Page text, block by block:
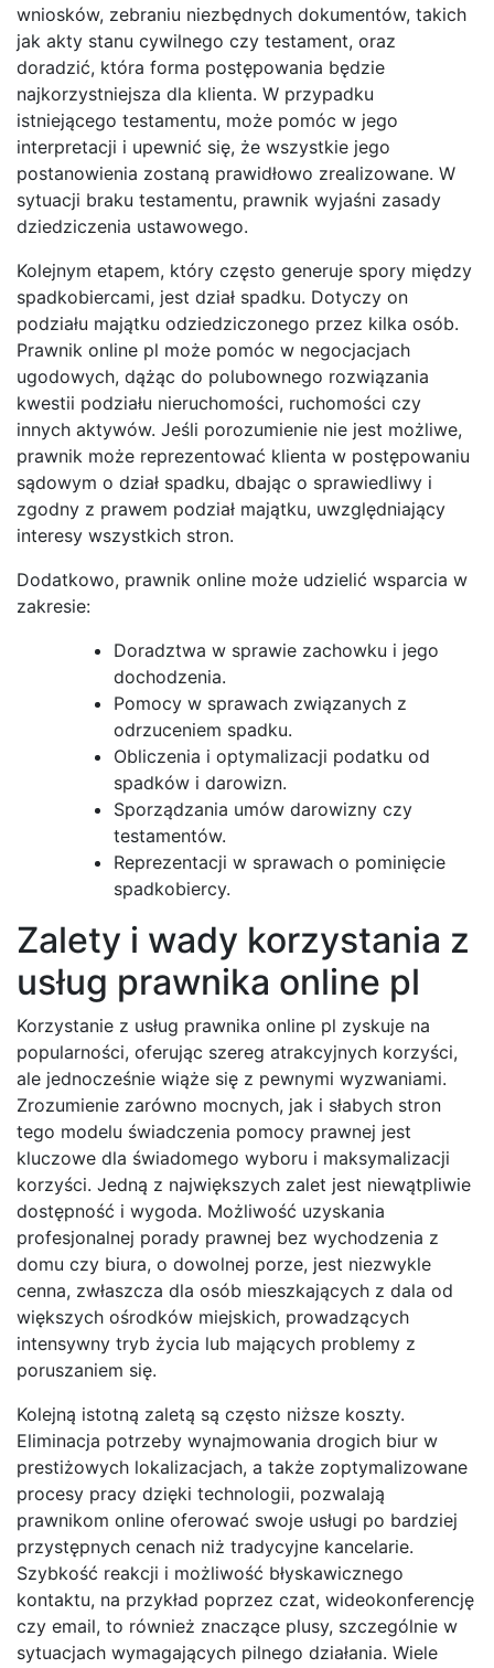
wniosków, zebraniu niezbędnych dokumentów, takich
jak akty stanu cywilnego czy testament, oraz
doradzić, która forma postępowania będzie
najkorzystniejsza dla klienta. W przypadku
istniejącego testamentu, może pomóc w jego
interpretacji i upewnić się, że wszystkie jego
postanowienia zostaną prawidłowo zrealizowane. W
sytuacji braku testamentu, prawnik wyjaśni zasady
dziedziczenia ustawowego.
Kolejnym etapem, który często generuje spory między
spadkobiercami, jest dział spadku. Dotyczy on
podziału majątku odziedziczonego przez kilka osób.
Prawnik online pl może pomóc w negocjacjach
ugodowych, dążąc do polubownego rozwiązania
kwestii podziału nieruchomości, ruchomości czy
innych aktywów. Jeśli porozumienie nie jest możliwe,
prawnik może reprezentować klienta w postępowaniu
sądowym o dział spadku, dbając o sprawiedliwy i
zgodny z prawem podział majątku, uwzględniający
interesy wszystkich stron.
Dodatkowo, prawnik online może udzielić wsparcia w
zakresie:
Doradztwa w sprawie zachowku i jego
dochodzenia.
Pomocy w sprawach związanych z
odrzuceniem spadku.
Obliczenia i optymalizacji podatku od
spadków i darowizn.
Sporządzania umów darowizny czy
testamentów.
Reprezentacji w sprawach o pominięcie
spadkobiercy.
Zalety i wady korzystania z
usług prawnika online pl
Korzystanie z usług prawnika online pl zyskuje na
popularności, oferując szereg atrakcyjnych korzyści,
ale jednocześnie wiąże się z pewnymi wyzwaniami.
Zrozumienie zarówno mocnych, jak i słabych stron
tego modelu świadczenia pomocy prawnej jest
kluczowe dla świadomego wyboru i maksymalizacji
korzyści. Jedną z największych zalet jest niewątpliwie
dostępność i wygoda. Możliwość uzyskania
profesjonalnej porady prawnej bez wychodzenia z
domu czy biura, o dowolnej porze, jest niezwykle
cenna, zwłaszcza dla osób mieszkających z dala od
większych ośrodków miejskich, prowadzących
intensywny tryb życia lub mających problemy z
poruszaniem się.
Kolejną istotną zaletą są często niższe koszty.
Eliminacja potrzeby wynajmowania drogich biur w
prestiżowych lokalizacjach, a także zoptymalizowane
procesy pracy dzięki technologii, pozwalają
prawnikom online oferować swoje usługi po bardziej
przystępnych cenach niż tradycyjne kancelarie.
Szybkość reakcji i możliwość błyskawicznego
kontaktu, na przykład poprzez czat, wideokonferencję
czy email, to również znaczące plusy, szczególnie w
sytuacjach wymagających pilnego działania. Wiele